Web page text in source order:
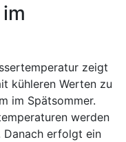
zeigt
kühleren Werten zu
im Spätsommer.
werden
Danach erfolgt ein